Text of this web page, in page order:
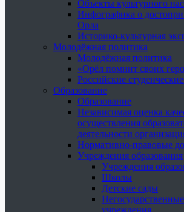
Объекты культурного
Инфографика о
Орла
Историко-культурная
Молодёжная политика
Молодёжная политика
«Орёл помнит своих
Российские
Образование
Образование
Независимая оценка
осуществления
деятельности
Нормативно-правовые
Учреждения образования
Учреждения
Школы
Детские сады
учреждения